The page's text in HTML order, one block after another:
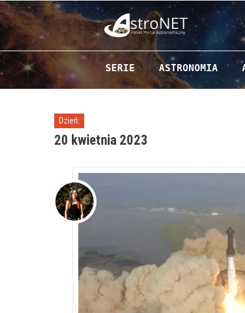
Przejdź do zawartości
SERIE ASTRONOMIA
Dzień:
20 kwietnia 2023